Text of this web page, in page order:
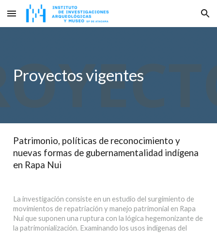
Skip to main content Skip to navigation
Proyectos vigentes
Patrimonio, políticas de reconocimiento y
nuevas formas de gubernamentalidad indígena
en Rapa Nui
La investigación consiste en un estudio del surgimiento de
movimientos de repatriación y manejo patrimonial en Rapa
Nui que suponen una ruptura con la lógica hegemonizante de
la patrimonialización. Examinando los usos indígenas del